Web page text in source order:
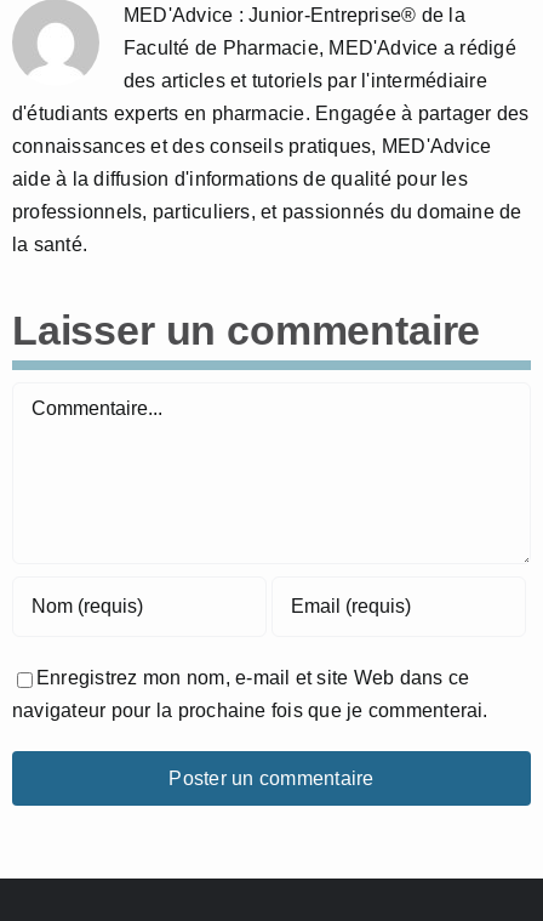
MED'Advice : Junior-Entreprise® de la
Faculté de Pharmacie, MED'Advice a rédigé
des articles et tutoriels par l'intermédiaire
d'étudiants experts en pharmacie. Engagée à partager des
connaissances et des conseils pratiques, MED'Advice
aide à la diffusion d'informations de qualité pour les
professionnels, particuliers, et passionnés du domaine de
la santé.
Laisser un commentaire
Commentaire
Enregistrez mon nom, e-mail et site Web dans ce
navigateur pour la prochaine fois que je commenterai.